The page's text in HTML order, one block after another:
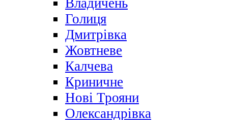
Владичень
Голиця
Дмитрівка
Жовтневе
Калчева
Криничне
Нові Трояни
Олександрівка